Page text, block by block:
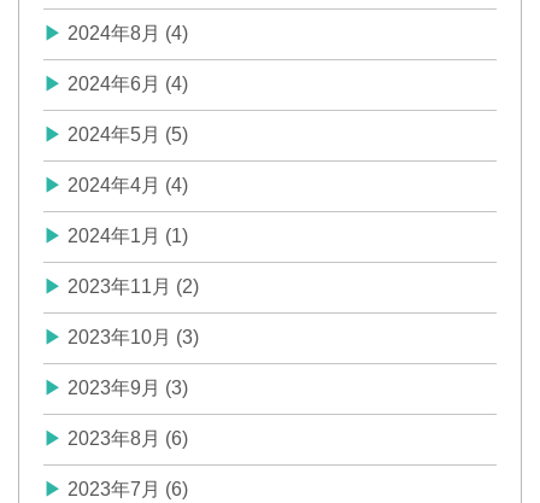
2024年8月 (4)
2024年6月 (4)
2024年5月 (5)
2024年4月 (4)
2024年1月 (1)
2023年11月 (2)
2023年10月 (3)
2023年9月 (3)
2023年8月 (6)
2023年7月 (6)